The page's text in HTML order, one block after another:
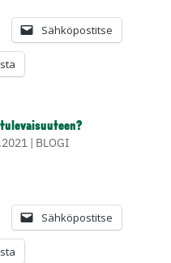
Sähköpostitse
| BLOGI
Sähköpostitse